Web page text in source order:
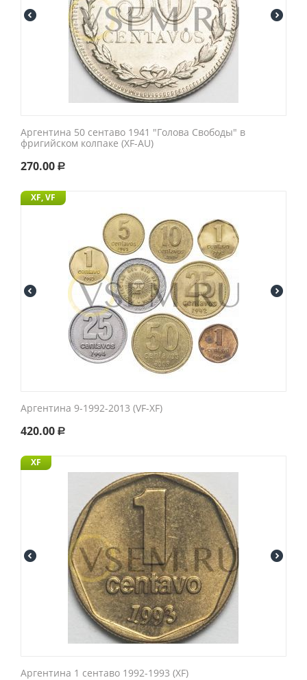
Аргентина 50 сентаво 1941 "Голова Свободы" в
фригийском колпаке (XF-AU)
270.00 Р
XF, VF
Аргентина 9-1992-2013 (VF-XF)
420.00 Р
XF
Аргентина 1 сентаво 1992-1993 (XF)